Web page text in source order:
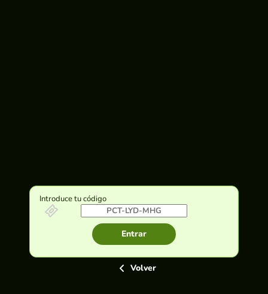
Introduce tu código
Entrar
Volver